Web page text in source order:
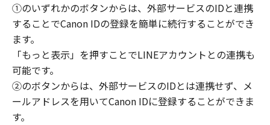
①のいずれかのボタンからは、外部サービスのIDと連携
することでCanon IDの登録を簡単に続行することができ
ます。
「もっと表示」を押すことでLINEアカウントとの連携も
可能です。
②のボタンからは、外部サービスのIDとは連携せず、メ
ールアドレスを用いてCanon IDに登録することができま
す。